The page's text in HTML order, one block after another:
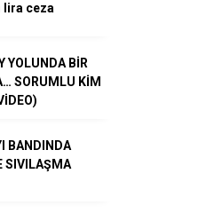
lira ceza
YOLUNDA BİR
SORUMLU KİM
BANDINDA
SIVILAŞMA